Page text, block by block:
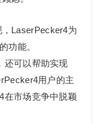
LaserPecker4为
功能。
还可以帮助实现
用户的主
在市场竞争中脱颖